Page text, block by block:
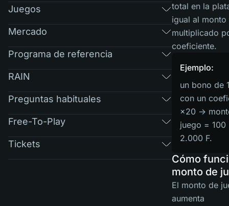
Juegos
Mercado
Programa de referencia
RAIN
Preguntas habituales
Free-To-Play
Tickets
total en la
igual al
multiplicado
coeficiente.
Ejemplo:
un bono de
con un
×20 →
juego =
2.000 F.
Cómo
monto de
El monto de
aumenta